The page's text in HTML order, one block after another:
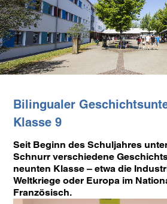
Bilingualer
Klasse 9
Seit Beginn des Schuljahres
Schnurr verschiedene
neunten Klasse – etwa die
Weltkriege oder Europa im
Französisch.